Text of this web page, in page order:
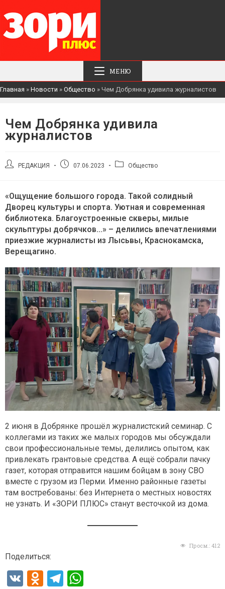
МЕНЮ
Главная » Новости » Общество » Чем Добрянка удивила журналистов
Чем Добрянка удивила
журналистов
АвторРЕДАКЦИЯ
Запись07.06.2023
РубрикаОбщество
«Ощущение большого города. Такой солидный
Дворец культуры и спорта. Уютная и современная
библиотека. Благоустроенные скверы, милые
скульптуры добрячков…» – делились впечатлениями
приезжие журналисты из Лысьвы, Краснокамска,
Верещагино.
2 июня в Добрянке прошёл журналистский семинар. С
коллегами из таких же малых городов мы обсуждали
свои профессиональные темы, делились опытом, как
привлекать грантовые средства. А ещё собрали пачку
газет, которая отправится нашим бойцам в зону СВО
вместе с грузом из Перми. Именно районные газеты
там востребованы: без Интернета о местных новостях
не узнать. И «ЗОРИ ПЛЮС» станут весточкой из дома.
Просм.: 412
Поделиться:
V
O
T